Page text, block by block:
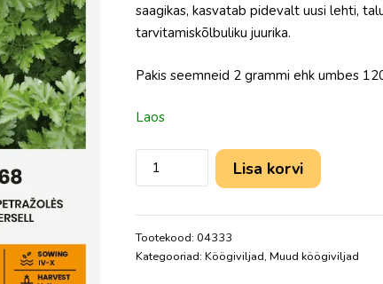
saagikas, kasvatab pidevalt uusi lehti,
tarvitamiskõlbuliku juurika.
Pakis seemneid 2 grammi ehk umbes
Laos
Lisa korvi
Tootekood: 04333
Kategooriad: Köögiviljad, Muud köögiviljad